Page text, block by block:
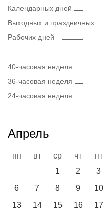
Календарных дней
Выходных и праздничных
Рабочих дней
40-часовая неделя
36-часовая неделя
24-часовая неделя
Апрель
пн вт ср чт пт
1
2 3
6
7 8 9 10
13
14 15 16 17